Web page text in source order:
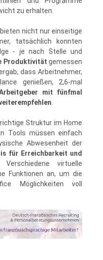
zu erhalten.
bieten nicht nur einseitige
tatsächlich konnten
- je nach Stelle und
Produktivität gemessen
dass Arbeitnehmer,
genießen, 2,6-mal
mit fünfmal
Struktur im Home
Tools müssen einfach
Abwesenheit der
für Erreichbarkeit und
virtuelle
Funktionen an, um die
Möglichkeiten voll